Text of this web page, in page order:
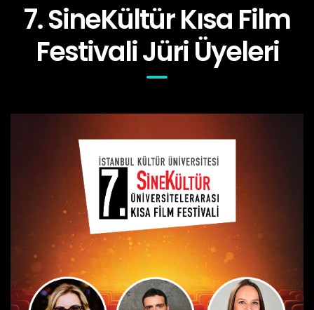
7. SineKültür Kısa Film
Festivali Jüri Üyeleri